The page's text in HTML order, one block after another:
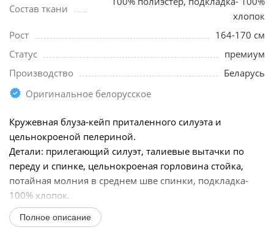
Состав ткани
хлопок
Рост
164-170 см
Статус
премиум
Производство
Беларусь
Оригинальное белорусское
Кружевная блуза-кейп приталенного силуэта и
цельнокроеной пелериной.
Детали: прилегающий силуэт, талиевые вытачки по
переду и спинке, цельнокроеная горловина стойка,
потайная молния в среднем шве спинки, подкладка-
100% хлопок.
Длина по спинке около 62 см в размерах 40-46, около
Полное описание